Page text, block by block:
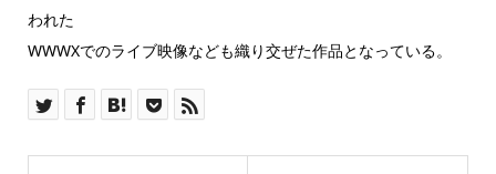
われた
WWWXでのライブ映像なども織り交ぜた作品となっている。